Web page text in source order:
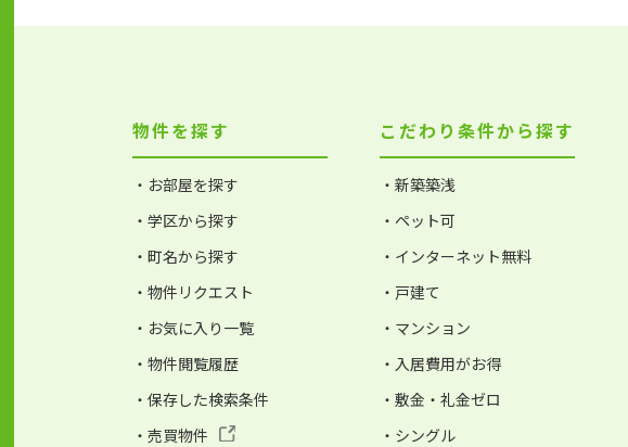
物件を探す
・お部屋を探す
・学区から探す
・町名から探す
・物件リクエスト
・お気に入り一覧
・物件閲覧履歴
・保存した検索条件
・売買物件
こだわり条件から探す
・新築築浅
・ペット可
・インターネット無料
・戸建て
・マンション
・入居費用がお得
・敷金・礼金ゼロ
・シングル